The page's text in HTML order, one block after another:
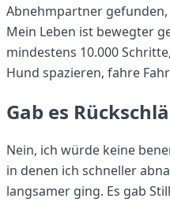
Abnehmpartner
Mein Leben ist bewegter
mindestens 10.000
Hund spazieren, fahre
Gab es
Nein, ich würde keine
in denen ich schneller
langsamer ging. Es gab